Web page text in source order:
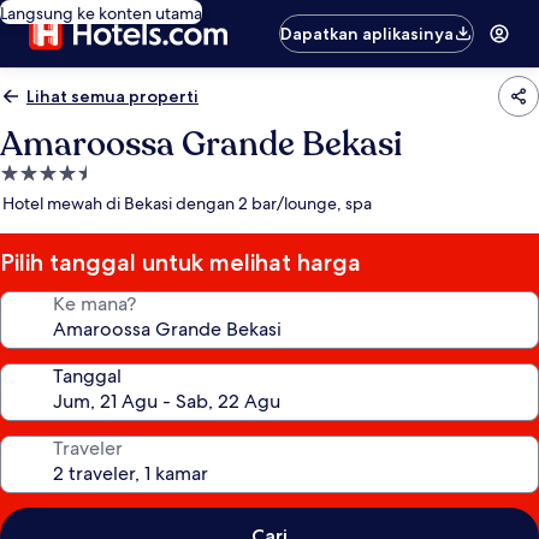
Langsung ke konten utama
Dapatkan aplikasinya
Lihat semua properti
Amaroossa Grande Bekasi
Properti
bintang
Hotel mewah di Bekasi dengan 2 bar/lounge, spa
Pilih tanggal untuk melihat harga
Ke mana?
Tanggal
Traveler